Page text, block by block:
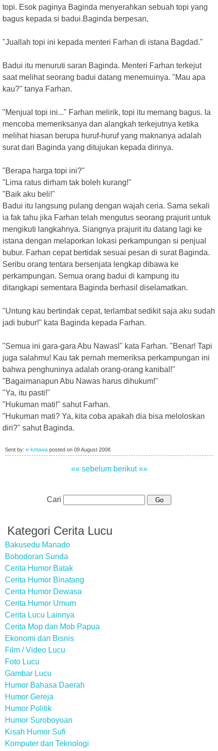
topi. Esok paginya Baginda menyerahkan sebuah topi yang
bagus kepada si badui.Baginda berpesan,
"Juallah topi ini kepada menteri Farhan di istana Bagdad."
Badui itu menuruti saran Baginda. Menteri Farhan terkejut
saat melihat seorang badui datang menemuinya. "Mau apa
kau?" tanya Farhan.
"Menjual topi ini..." Farhan melirik, topi itu memang bagus. Ia
mencoba memeriksanya dan alangkah terkejutnya ketika
melihat hiasan berupa huruf-huruf yang maknanya adalah
surat dari Baginda yang ditujukan kepada dirinya.
"Berapa harga topi ini?"
"Lima ratus dirham tak boleh kurang!"
"Baik aku beli!"
Badui itu langsung pulang dengan wajah ceria. Sama sekali
ia fak tahu jika Farhan telah mengutus seorang prajurit untuk
mengikuti langkahnya. Siangnya prajurit itu datang lagi ke
istana dengan melaporkan lokasi perkampungan si penjual
bubur. Farhan cepat bertidak sesuai pesan di surat Baginda.
Seribu orang tentara bersenjata lengkap dibawa ke
perkampungan. Semua orang badui di kampung itu
ditangkapi sementara Baginda berhasil diselamatkan.
"Untung kau bertindak cepat, terlambat sedikit saja aku sudah
jadi bubur!" kata Baginda kepada Farhan.
"Semua ini gara-gara Abu Nawasl" kata Farhan. "Benar! Tapi
juga salahmu! Kau tak pernah memeriksa perkampungan ini
bahwa penghuninya adalah orang-orang kanibal!"
"Bagaimanapun Abu Nawas harus dihukum!"
"Ya, itu pasti!"
"Hukuman mati!" sahut Farhan.
"Hukuman mati? Ya, kita coba apakah dia bisa meloloskan
diri?" sahut Baginda.
Sent by: e-ketawa posted on 09 August 2008
«« sebelum berikut »»
Cari
Kategori Cerita Lucu
Bakusedu Manado
Bobodoran Sunda
Cerita Humor Batak
Cerita Humor Binatang
Cerita Humor Dewasa
Cerita Humor Umum
Cerita Lucu Lainnya
Cerita Mop dan Mob Papua
Ekonomi dan Bisnis
Film / Video Lucu
Foto Lucu
Gambar Lucu
Humor Bahasa Daerah
Humor Gereja
Humor Politik
Humor Suroboyoan
Kisah Humor Sufi
Komputer dan Teknologi